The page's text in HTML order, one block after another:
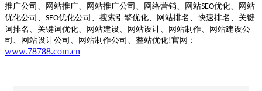
推广公司、网站推广、网站推广公司、网络营销、网站SEO优化、网站
优化公司、 SEO优化公司、搜索引擎优化、网站排名、快速排名、关键
词排名、关键词优化、网站建设、网站设计、网站制作、网站建设公
司、网站设计公司、网站制作公司、整站优化!官网：
www.78788.com.cn